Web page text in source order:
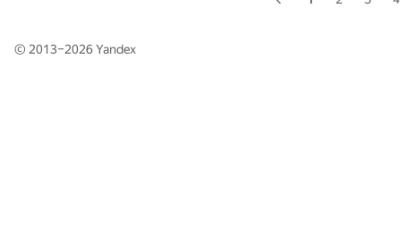
© 2013–2026Yandex